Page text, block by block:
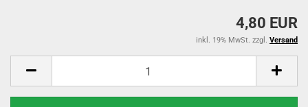
4,80 EUR
inkl. 19% MwSt. zzgl. Versand